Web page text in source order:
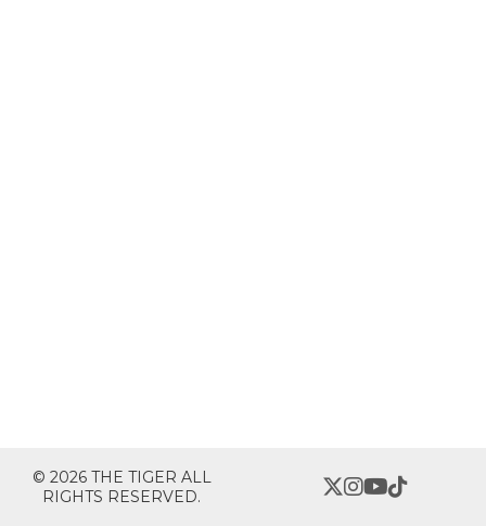
© 2026 THE TIGER ALL
RIGHTS RESERVED.